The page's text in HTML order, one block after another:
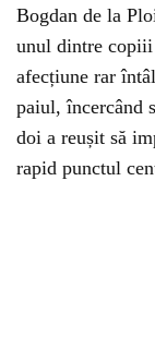
Bogdan de la
unul dintre
afecțiune rar
paiul, încercând
doi a reușit să
rapid punctul